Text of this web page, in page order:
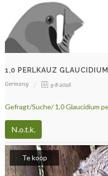
1,0 PERLKAUZ
Germany 9-8-2026
Gefragt/Suche/ 1,0 Glaucidium
N.o.t.k.
Te koop